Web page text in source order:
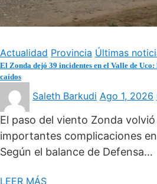
Actualidad Provincia Últimas
El Zonda dejó 39 incidentes en el Valle de
caídos
Saleth Barkudi Ago 1, 2026
El paso del viento Zonda
importantes complicaciones
Según el balance de Defensa…
LEER MÁS